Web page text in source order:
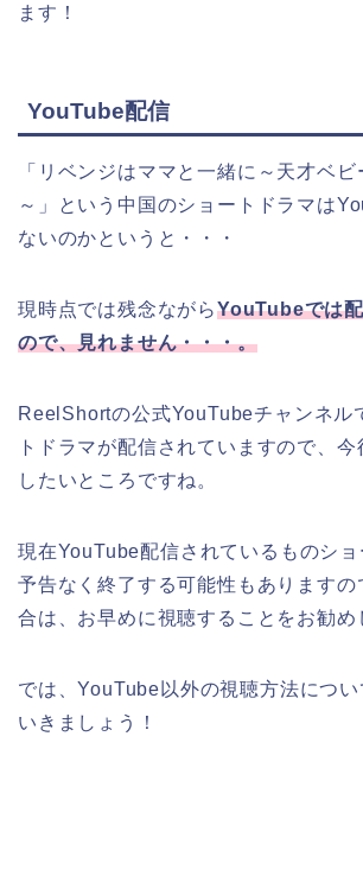
ます！
YouTube配信
「リベンジはママと一緒に～天才ベ
～ 」 という 中国のショートドラマは
ないのかというと・・・
現時点では残念ながらYouTubeでは
ので、見れません・・・。
ReelShortの公式YouTubeチャンネル
トドラマが配信されていますので、
したいところですね。
現在YouTube配信されているものショ
予告なく終了する可能性もありますの
合は、お早めに視聴することをお勧め
では、YouTube以外の視聴方法につ
いきましょう！